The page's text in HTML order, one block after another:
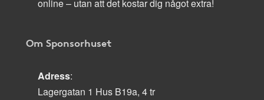
online – utan att det kostar dig något extra!
Om Sponsorhuset
Adress:
Lagergatan 1 Hus B19a, 4 tr